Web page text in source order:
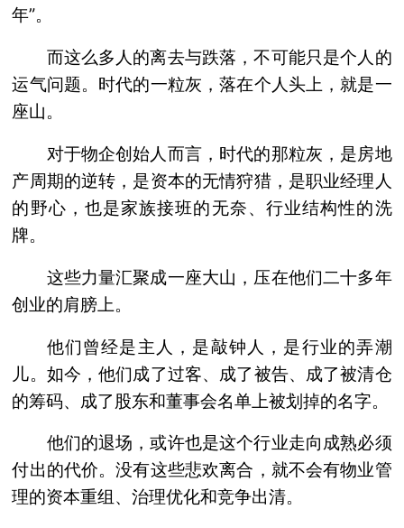
年”。
而这么多人的离去与跌落，不可能只是个人的
运气问题。时代的一粒灰，落在个人头上，就是一
座山。
对于物企创始人而言，时代的那粒灰，是房地
产周期的逆转，是资本的无情狩猎，是职业经理人
的野心，也是家族接班的无奈、行业结构性的洗
牌。
这些力量汇聚成一座大山，压在他们二十多年
创业的肩膀上。
他们曾经是主人，是敲钟人，是行业的弄潮
儿。如今，他们成了过客、成了被告、成了被清仓
的筹码、成了股东和董事会名单上被划掉的名字。
他们的退场，或许也是这个行业走向成熟必须
付出的代价。没有这些悲欢离合，就不会有物业管
理的资本重组、治理优化和竞争出清。